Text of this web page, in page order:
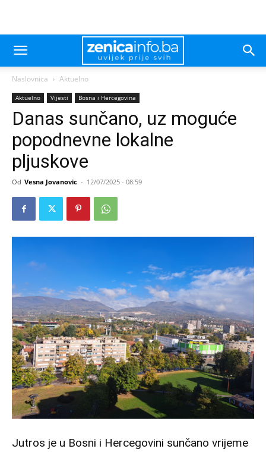
Naslovnica Aktuelno
Aktuelno Vijesti Bosna i Hercegovina
Danas sunčano, uz moguće
popodnevne lokalne
pljuskove
Od Vesna Jovanovic - 12/07/2025 - 08:59
Jutros je u Bosni i Hercegovini sunčano vrijeme